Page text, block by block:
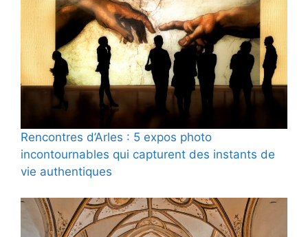
Rencontres d’Arles : 5 expos photo
incontournables qui capturent des instants de
vie authentiques